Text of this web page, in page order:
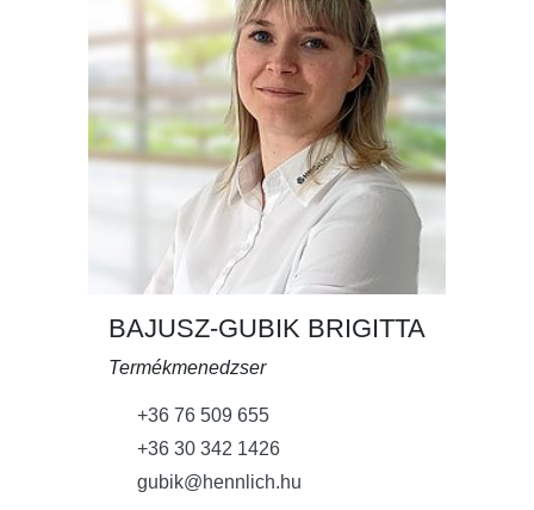
BAJUSZ-GUBIK BRIGITTA
Termékmenedzser
+36 76 509 655
+36 30 342 1426
gubik@hennlich.hu